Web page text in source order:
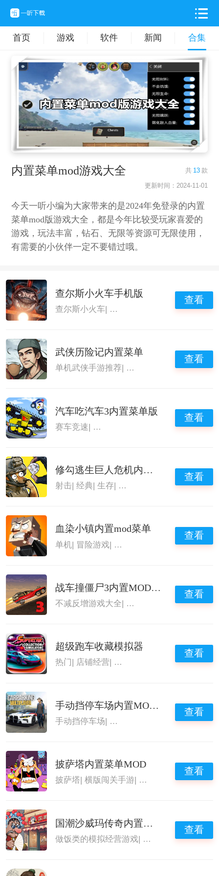
首页 游戏 软件 新闻 合集
内置菜单mod游戏大全 共 13 款
更新时间：2024-11-01
今天一听小编为大家带来的是2024年免登录的内置
菜单mod版游戏大全，都是今年比较受玩家喜爱的
游戏，玩法丰富，钻石、无限等资源可无限使用，
有需要的小伙伴一定不要错过哦。
查尔斯小火车手机版
查尔斯小火车| 小火车查尔斯 射击类打僵尸
查看
武侠历险记内置菜单
单机武侠手游推荐 内置菜单mod版游戏|内
查看
汽车吃汽车3内置菜单版
赛车竞速| 内置菜单mod版游戏 内置菜单
查看
修勾逃生巨人危机内置菜单
射击 |经典 |生存 内置菜单mod游戏大
查看
血染小镇内置mod菜单
单机| 冒险游戏| 内置菜单mod游戏大|血染小
查看
战车撞僵尸3内置MOD菜单
不减反增游戏大全| 内置菜单mod游戏大
查看
超级跑车收藏模拟器
热门 店铺经营 经营模拟类手游 |内置菜单
查看
手动挡停车场内置MOD菜单
手动挡停车场| 内置菜单mod游戏大|城市汽
查看
披萨塔内置菜单MOD
披萨塔 |横版闯关手游 内置菜单mod游戏大
查看
国潮沙威玛传奇内置菜单
做饭类的模拟经营游戏| 国潮沙威玛|内置菜
查看